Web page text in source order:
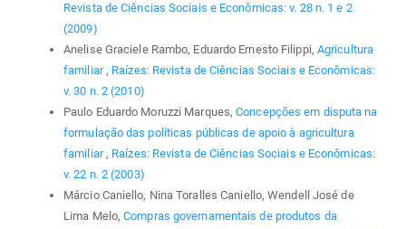
Revista de Ciências Sociais e Econômicas: v. 28 n. 1 e 2
(2009)
Anelise Graciele Rambo, Eduardo Ernesto Filippi, Agricultura
familiar, Raízes: Revista de Ciências Sociais e Econômicas:
v. 30 n. 2 (2010)
Paulo Eduardo Moruzzi Marques,Concepções em disputa na
formulação das políticas públicas de apoio à agricultura
familiar, Raízes: Revista de Ciências Sociais e Econômicas:
v. 22 n. 2 (2003)
Márcio Caniello, Nina Toralles Caniello, Wendell José de
Lima Melo,Compras governamentais de produtos da